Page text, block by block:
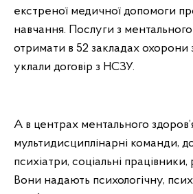
екстреної медичної допомоги
навчання. Послуги з
отримати в 52 закладах охорони
уклали договір з НСЗУ.
А в центрах ментального
мультидисциплінарні команди,
психіатри, соціальні працівники,
Вони надають психологічну,